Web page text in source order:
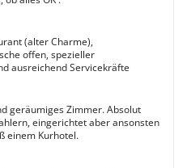
(alter Charme),
offen, spezieller
ausreichend Servicekräfte
geräumiges Zimmer. Absolut
eingerichtet aber ansonsten
einem Kurhotel.